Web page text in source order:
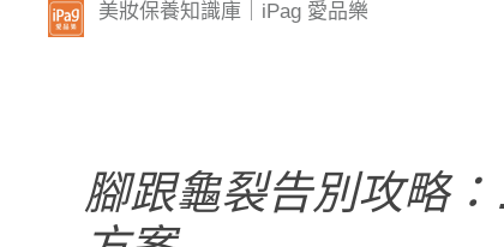
美妝保養知識庫｜iPag 愛品樂
腳跟龜裂告別攻略